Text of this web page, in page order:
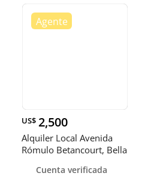
US$ 2,500
Alquiler Local Avenida
Rómulo Betancourt, Bella
Cuenta verificada